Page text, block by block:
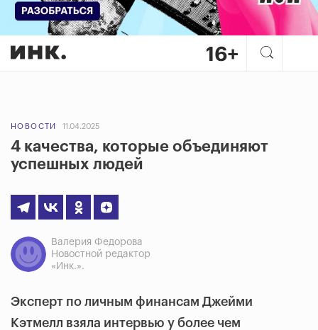
НОВОСТИ 11.04.2025
4 качества, которые объединяют
успешных людей
Валерия Федорова
Новостной редактор
«Инк.».
Эксперт по личным финансам Джейми
Кэтмелл взяла интервью у более чем